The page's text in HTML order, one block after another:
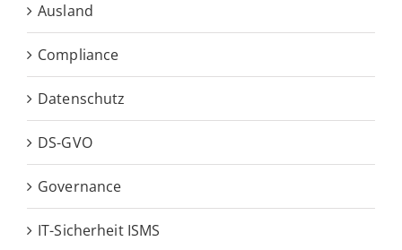
Ausland
Compliance
Datenschutz
DS-GVO
Governance
IT-Sicherheit ISMS